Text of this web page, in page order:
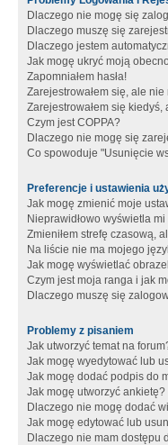
Dlaczego nie mogę się
Dlaczego muszę się
Dlaczego jestem
Jak mogę ukryć moją
Zapomniałem hasła!
Zarejestrowałem się, ale
Zarejestrowałem się
Czym jest COPPA?
Dlaczego nie mogę się
Co spowoduje "Usunięcie
Preferencje i ustawienia
Jak mogę zmienić moje
Nieprawidłowo wyświetla
Zmieniłem strefę czasową,
Na liście nie ma mojego
Jak mogę wyświetlać
Czym jest moja ranga i jak
Dlaczego muszę się
Problemy z pisaniem
Jak utworzyć temat na
Jak mogę wyedytować lub
Jak mogę dodać podpis do
Jak mogę utworzyć ankietę?
Dlaczego nie mogę dodać
Jak mogę edytować lub
Dlaczego nie mam dostępu